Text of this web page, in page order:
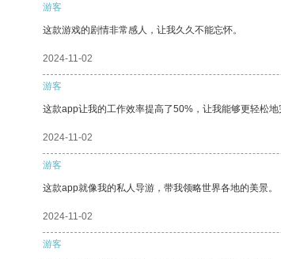
游客
这款游戏的剧情非常感人，让我久久不能忘怀。
2024-11-02
游客
这款app让我的工作效率提高了50%，让我能够更轻松
2024-11-02
游客
这款app就像我的私人导游，带我领略世界各地的美景。
2024-11-02
游客